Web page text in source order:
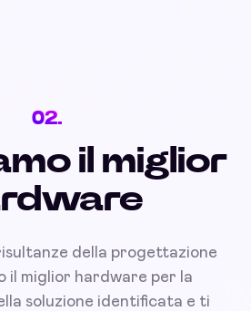
02.
il miglior
della progettazione
il miglior hardware per la
soluzione identificata e ti